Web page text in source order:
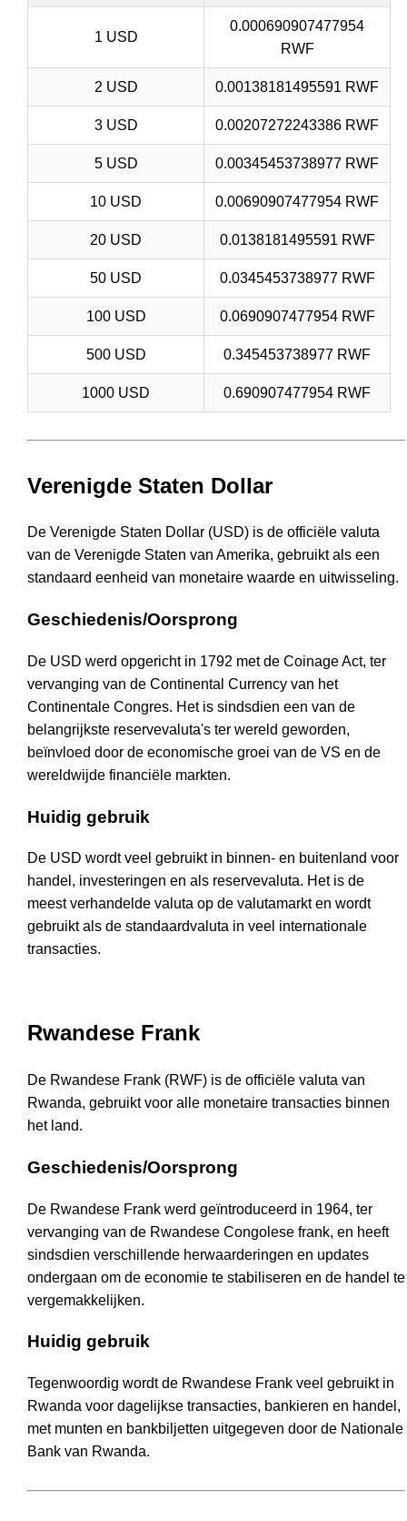
1 USD
0.000690907477954
RWF
2 USD 0.00138181495591 RWF
3 USD 0.00207272243386 RWF
5 USD 0.00345453738977 RWF
10 USD 0.00690907477954 RWF
20 USD 0.0138181495591 RWF
50 USD 0.0345453738977 RWF
100 USD 0.0690907477954 RWF
500 USD 0.345453738977 RWF
1000 USD 0.690907477954 RWF
Verenigde Staten Dollar
De Verenigde Staten Dollar (USD) is de officiële valuta
van de Verenigde Staten van Amerika, gebruikt als een
standaard eenheid van monetaire waarde en uitwisseling.
Geschiedenis/Oorsprong
De USD werd opgericht in 1792 met de Coinage Act, ter
vervanging van de Continental Currency van het
Continentale Congres. Het is sindsdien een van de
belangrijkste reservevaluta's ter wereld geworden,
beïnvloed door de economische groei van de VS en de
wereldwijde financiële markten.
Huidig gebruik
De USD wordt veel gebruikt in binnen- en buitenland voor
handel, investeringen en als reservevaluta. Het is de
meest verhandelde valuta op de valutamarkt en wordt
gebruikt als de standaardvaluta in veel internationale
transacties.
Rwandese Frank
De Rwandese Frank (RWF) is de officiële valuta van
Rwanda, gebruikt voor alle monetaire transacties binnen
het land.
Geschiedenis/Oorsprong
De Rwandese Frank werd geïntroduceerd in 1964, ter
vervanging van de Rwandese Congolese frank, en heeft
sindsdien verschillende herwaarderingen en updates
ondergaan om de economie te stabiliseren en de handel te
vergemakkelijken.
Huidig gebruik
Tegenwoordig wordt de Rwandese Frank veel gebruikt in
Rwanda voor dagelijkse transacties, bankieren en handel,
met munten en bankbiljetten uitgegeven door de Nationale
Bank van Rwanda.